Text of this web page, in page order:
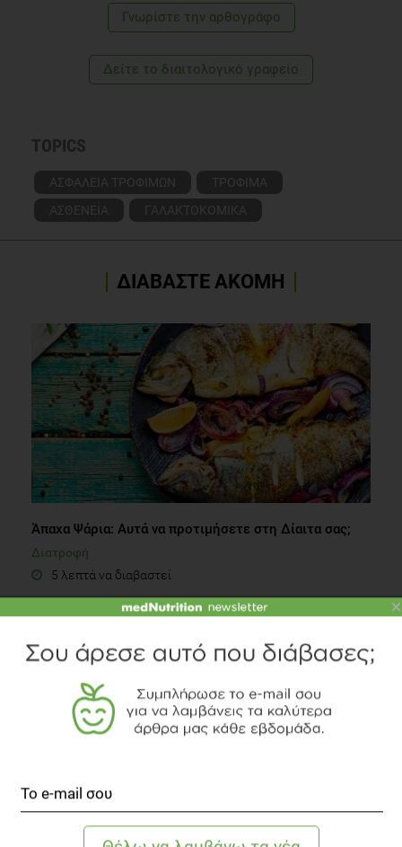
Γνωρίστε την αρθογράφο
Δείτε το διαιτολογικό γραφείο
TOPICS
ΑΣΦΑΛΕΙΑ ΤΡΟΦΙΜΩΝ
ΤΡΟΦΙΜΑ
ΑΣΘΕΝΕΙΑ
ΓΑΛΑΚΤΟΚΟΜΙΚΑ
ΔΙΑΒΑΣΤΕ ΑΚΟΜΗ
Άπαχα Ψάρια: Αυτά να προτιμήσετε στη Δίαιτα σας;
Διατροφή
5 λεπτά να διαβαστεί
×